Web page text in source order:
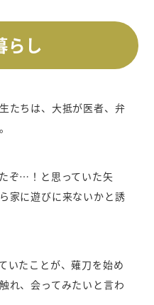
らし
たちは、大抵が医者、弁
ぞ…！と思っていた矢
家に遊びに来ないかと誘
いたことが、薙刀を始め
れ、会ってみたいと言わ